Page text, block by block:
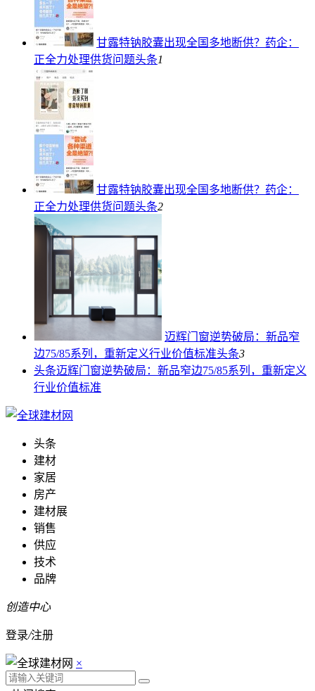
甘露特钠胶囊出现全国多地断供？药企：
正全力处理供货问题头条1
甘露特钠胶囊出现全国多地断供？药企：
正全力处理供货问题头条2
迈辉门窗逆势破局：新品窄
边75/85系列，重新定义行业价值标准头条3
头条迈辉门窗逆势破局：新品窄边75/85系列，重新定义
行业价值标准
头条
建材
家居
房产
建材展
销售
供应
技术
品牌
创造中心
登录/注册
×